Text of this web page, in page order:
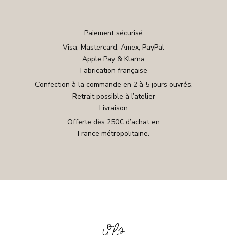
Paiement sécurisé
Visa, Mastercard, Amex, PayPal
Apple Pay & Klarna
Fabrication française
Confection à la commande en 2 à 5 jours ouvrés.
Retrait possible à l’atelier
Livraison
Offerte dès 250€ d’achat en
France métropolitaine.